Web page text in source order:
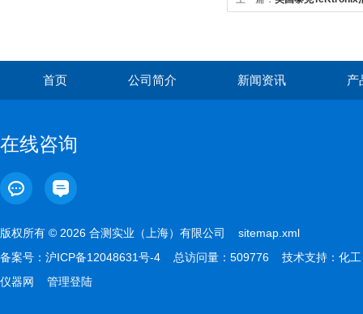
首页 公司简介 新闻资讯 产
在线咨询
版权所有 © 2026 合测实业（上海）有限公司 sitemap.xml
备案号： 沪ICP备12048631号-4 总访问量：509776 技术支持： 化工
仪器网
管理登陆